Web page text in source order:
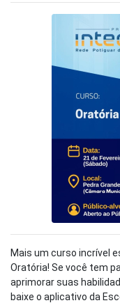
Mais um curso incrível
Oratória! Se você tem
aprimorar suas
baixe o aplicativo da